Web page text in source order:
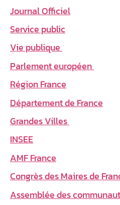
Journal Officiel
Service public
Vie publique
Parlement européen
Région France
Département de France
Grandes Villes
INSEE
AMF France
Congrès des Maires de
Assemblée des